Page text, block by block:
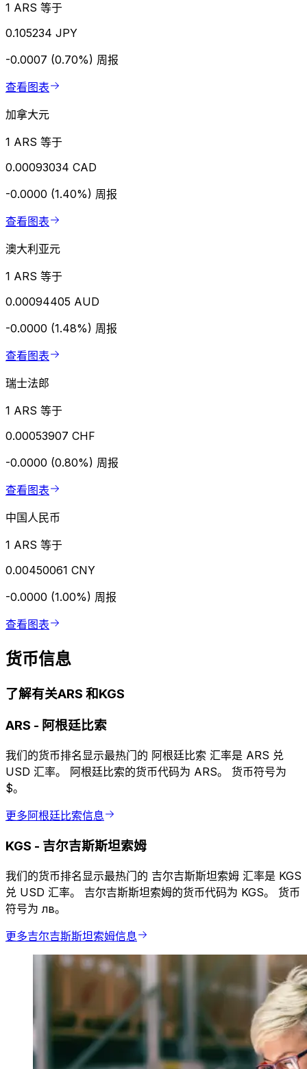
1 ARS 等于
0.105234 JPY
-0.0007 (0.70%) 周报
查看图表
加拿大元
1 ARS 等于
0.00093034 CAD
-0.0000 (1.40%) 周报
查看图表
澳大利亚元
1 ARS 等于
0.00094405 AUD
-0.0000 (1.48%) 周报
查看图表
瑞士法郎
1 ARS 等于
0.00053907 CHF
-0.0000 (0.80%) 周报
查看图表
中国人民币
1 ARS 等于
0.00450061 CNY
-0.0000 (1.00%) 周报
查看图表
货币信息
了解有关ARS 和KGS
ARS - 阿根廷比索
我们的货币排名显示最热门的 阿根廷比索 汇率是 ARS 兑
USD 汇率。 阿根廷比索的货币代码为 ARS。 货币符号为
$。
更多阿根廷比索信息
KGS - 吉尔吉斯斯坦索姆
我们的货币排名显示最热门的 吉尔吉斯斯坦索姆 汇率是 KGS
兑 USD 汇率。 吉尔吉斯斯坦索姆的货币代码为 KGS。 货币
符号为 лв。
更多吉尔吉斯斯坦索姆信息